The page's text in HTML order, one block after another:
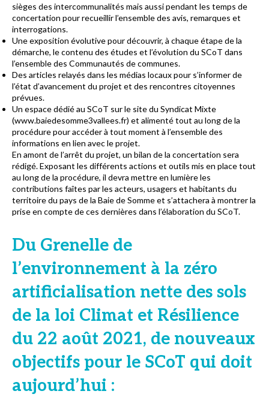
sièges des intercommunalités mais aussi pendant les temps de
concertation pour recueillir l’ensemble des avis, remarques et
interrogations.
Une exposition évolutive pour découvrir, à chaque étape de la
démarche, le contenu des études et l’évolution du SCoT dans
l’ensemble des Communautés de communes.
Des articles relayés dans les médias locaux pour s’informer de
l’état d’avancement du projet et des rencontres citoyennes
prévues.
Un espace dédié au SCoT sur le site du Syndicat Mixte
(www.baiedesomme3vallees.fr) et alimenté tout au long de la
procédure pour accéder à tout moment à l’ensemble des
informations en lien avec le projet.
En amont de l’arrêt du projet, un bilan de la concertation sera
rédigé. Exposant les différents actions et outils mis en place tout
au long de la procédure, il devra mettre en lumière les
contributions faîtes par les acteurs, usagers et habitants du
territoire du pays de la Baie de Somme et s’attachera à montrer la
prise en compte de ces dernières dans l’élaboration du SCoT.
Du Grenelle de
l’environnement à la zéro
artificialisation nette des sols
de la loi Climat et Résilience
du 22 août 2021, de nouveaux
objectifs pour le SCoT qui doit
aujourd’hui :